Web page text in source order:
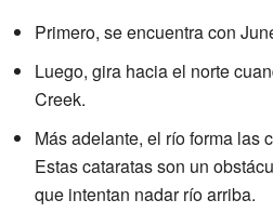
Primero, se encuentra con
Luego, gira hacia el norte
Creek.
Más adelante, el río forma las
Estas cataratas son un
que intentan nadar río arriba.